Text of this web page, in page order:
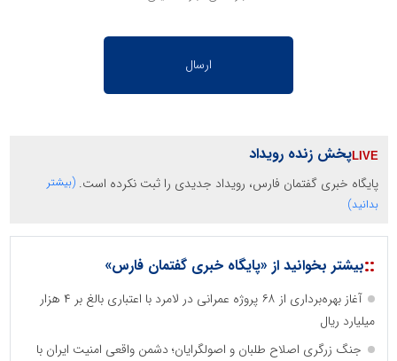
پخش زنده رویداد
پایگاه خبری گفتمان فارس، رویداد جدیدی را ثبت نکرده است. (بیشتر
بدانید)
::بیشتر بخوانید از «پایگاه خبری گفتمان فارس»
آغاز بهره‌برداری از ۶۸ پروژه عمرانی در لامرد با اعتباری بالغ بر ۴ هزار
میلیارد ریال
جنگ زرگری اصلاح طلبان و اصولگرایان؛ دشمن واقعی امنیت ایران با